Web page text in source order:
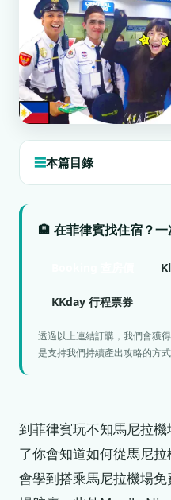
本篇目錄
🏨 在菲律賓找住宿？
KKday 行程票券
透過以上連結訂購，我們會獲
是支持我們持續產出攻略的方式
到菲律賓玩不知馬尼拉
了你會知道如何從馬尼
會學到搭乘馬尼拉機場